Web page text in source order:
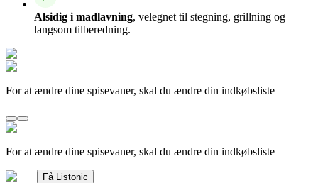
Alsidig i madlavning, velegnet til stegning, grillning og
langsom tilberedning.
For at ændre dine spisevaner, skal du ændre din indkøbsliste
For at ændre dine spisevaner, skal du ændre din indkøbsliste
Få Listonic